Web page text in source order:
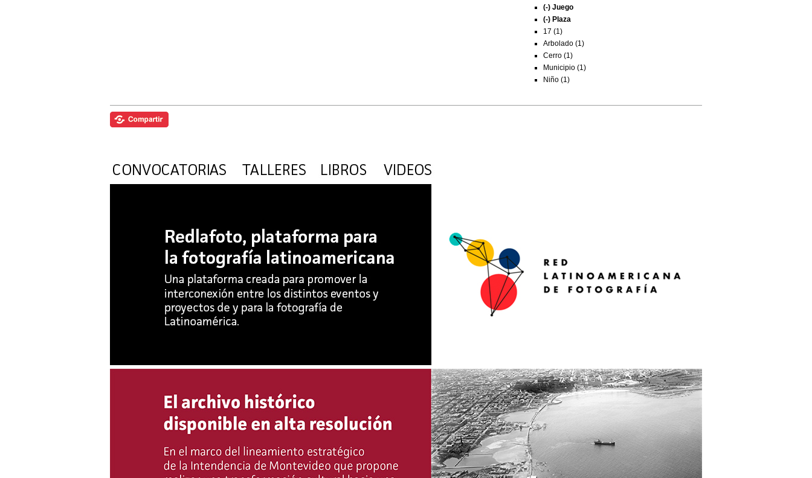
(-) Juego
(-) Plaza
17 (1)
Arbolado (1)
Cerro (1)
Municipio (1)
Niño (1)